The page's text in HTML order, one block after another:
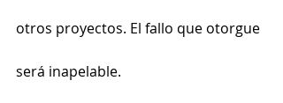
otros proyectos. El fallo que otorgue
será inapelable.